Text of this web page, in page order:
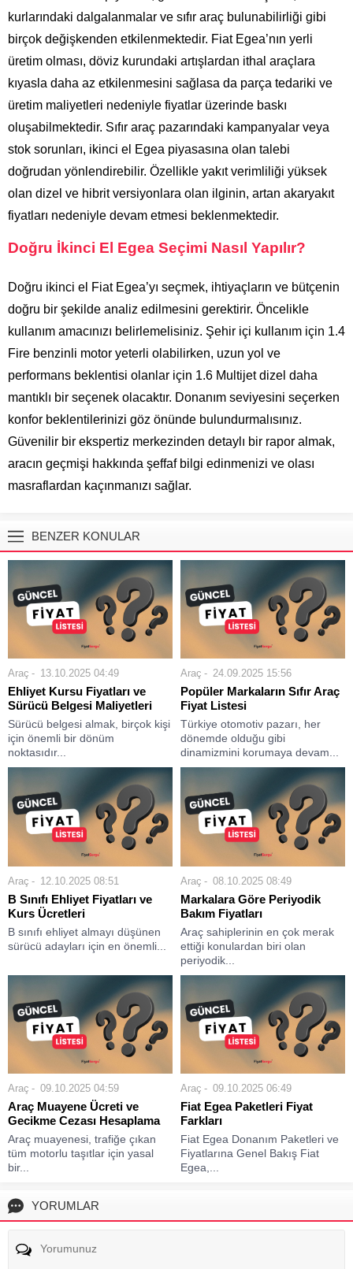
kurlarındaki dalgalanmalar ve sıfır araç bulunabilirliği gibi
birçok değişkenden etkilenmektedir. Fiat Egea’nın yerli
üretim olması, döviz kurundaki artışlardan ithal araçlara
kıyasla daha az etkilenmesini sağlasa da parça tedariki ve
üretim maliyetleri nedeniyle fiyatlar üzerinde baskı
oluşabilmektedir. Sıfır araç pazarındaki kampanyalar veya
stok sorunları, ikinci el Egea piyasasına olan talebi
doğrudan yönlendirebilir. Özellikle yakıt verimliliği yüksek
olan dizel ve hibrit versiyonlara olan ilginin, artan akaryakıt
fiyatları nedeniyle devam etmesi beklenmektedir.
Doğru İkinci El Egea Seçimi Nasıl Yapılır?
Doğru ikinci el Fiat Egea’yı seçmek, ihtiyaçların ve bütçenin
doğru bir şekilde analiz edilmesini gerektirir. Öncelikle
kullanım amacınızı belirlemelisiniz. Şehir içi kullanım için 1.4
Fire benzinli motor yeterli olabilirken, uzun yol ve
performans beklentisi olanlar için 1.6 Multijet dizel daha
mantıklı bir seçenek olacaktır. Donanım seviyesini seçerken
konfor beklentilerinizi göz önünde bulundurmalısınız.
Güvenilir bir ekspertiz merkezinden detaylı bir rapor almak,
aracın geçmişi hakkında şeffaf bilgi edinmenizi ve olası
masraflardan kaçınmanızı sağlar.
BENZER KONULAR
Araç 13.10.2025 04:49
Ehliyet Kursu Fiyatları ve
Sürücü Belgesi Maliyetleri
Sürücü belgesi almak, birçok kişi
için önemli bir dönüm
noktasıdır...
Araç 24.09.2025 15:56
Popüler Markaların Sıfır Araç
Fiyat Listesi
Türkiye otomotiv pazarı, her
dönemde olduğu gibi
dinamizmini korumaya devam...
Araç 12.10.2025 08:51
B Sınıfı Ehliyet Fiyatları ve
Kurs Ücretleri
B sınıfı ehliyet almayı düşünen
sürücü adayları için en önemli...
Araç 08.10.2025 08:49
Markalara Göre Periyodik
Bakım Fiyatları
Araç sahiplerinin en çok merak
ettiği konulardan biri olan
periyodik...
Araç 09.10.2025 04:59
Araç Muayene Ücreti ve
Gecikme Cezası Hesaplama
Araç muayenesi, trafiğe çıkan
tüm motorlu taşıtlar için yasal
bir...
Araç 09.10.2025 06:49
Fiat Egea Paketleri Fiyat
Farkları
Fiat Egea Donanım Paketleri ve
Fiyatlarına Genel Bakış Fiat
Egea,...
YORUMLAR